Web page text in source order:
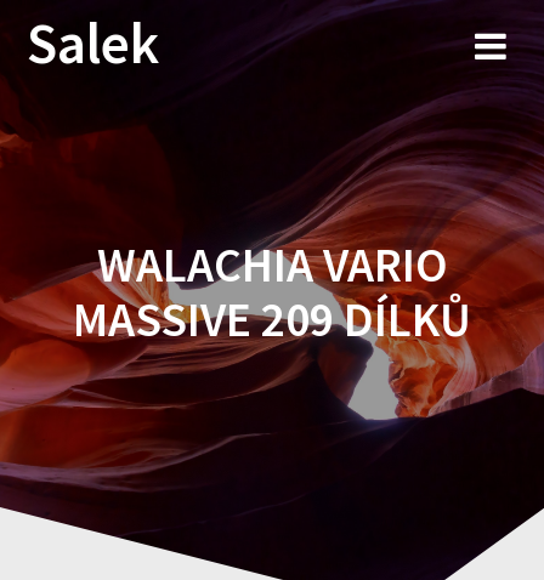
Przejdź
do
Salek
WALACHIA VARIO
MASSIVE 209 DÍLKŮ